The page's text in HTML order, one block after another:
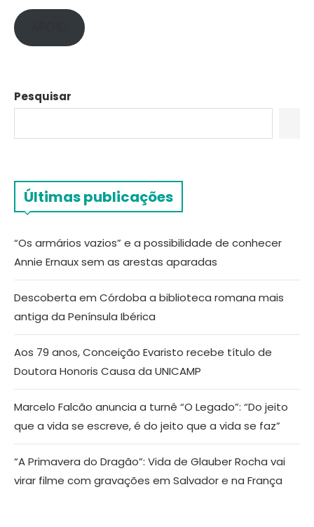
Pesquisar
Últimas publicações
“Os armários vazios” e a possibilidade de conhecer
Annie Ernaux sem as arestas aparadas
Descoberta em Córdoba a biblioteca romana mais
antiga da Península Ibérica
Aos 79 anos, Conceição Evaristo recebe título de
Doutora Honoris Causa da UNICAMP
Marcelo Falcão anuncia a turnê “O Legado”: “Do jeito
que a vida se escreve, é do jeito que a vida se faz”
“A Primavera do Dragão”: Vida de Glauber Rocha vai
virar filme com gravações em Salvador e na França